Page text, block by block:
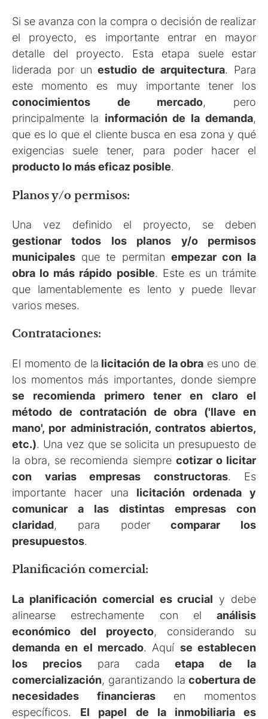
Si se avanza con la compra o decisión de realizar
el proyecto, es importante entrar en mayor
detalle del proyecto. Esta etapa suele estar
liderada por un estudio de arquitectura. Para
este momento es muy importante tener los
conocimientos de mercado, pero
principalmente la información de la demanda,
que es lo que el cliente busca en esa zona y qué
exigencias suele tener, para poder hacer el
producto lo más eficaz posible.
Planos y/o permisos:
Una vez definido el proyecto, se deben
gestionar todos los planos y/o permisos
municipales que te permitan empezar con la
obra lo más rápido posible. Este es un trámite
que lamentablemente es lento y puede llevar
varios meses.
Contrataciones:
El momento de la licitación de la obra es uno de
los momentos más importantes, donde siempre
se recomienda primero tener en claro el
método de contratación de obra ('llave en
mano', por administración, contratos abiertos,
etc.). Una vez que se solicita un presupuesto de
la obra, se recomienda siempre cotizar o licitar
con varias empresas constructoras. Es
importante hacer una licitación ordenada y
comunicar a las distintas empresas con
claridad, para podercomparar los
presupuestos.
Planificación comercial:
La planificación comercial es crucial y debe
alinearse estrechamente con el análisis
económico del proyecto, considerando su
demanda en el mercado. Aquí se establecen
los preciospara cadaetapa de la
comercialización, garantizando lacobertura de
necesidades financierasen momentos
específicos. El papel de la inmobiliaria es